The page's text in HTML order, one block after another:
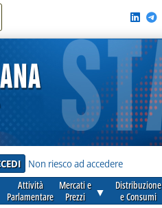
Non riesco ad accedere
Attività
Parlamentare
Mercati e
Prezzi
▼
Distribuzione
e Consumi